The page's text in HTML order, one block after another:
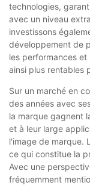
technologies,
avec un niveau
investissons
développement de
les performances
ainsi plus rentables
Sur un marché en
des années avec
la marque gagnent
et à leur large
l'image de marque.
ce qui constitue la
Avec une
fréquemment